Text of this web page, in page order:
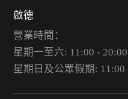
啟德
營業時間：
星期一至六: 11:00 - 20:00
星期日及公眾假期: 11:00